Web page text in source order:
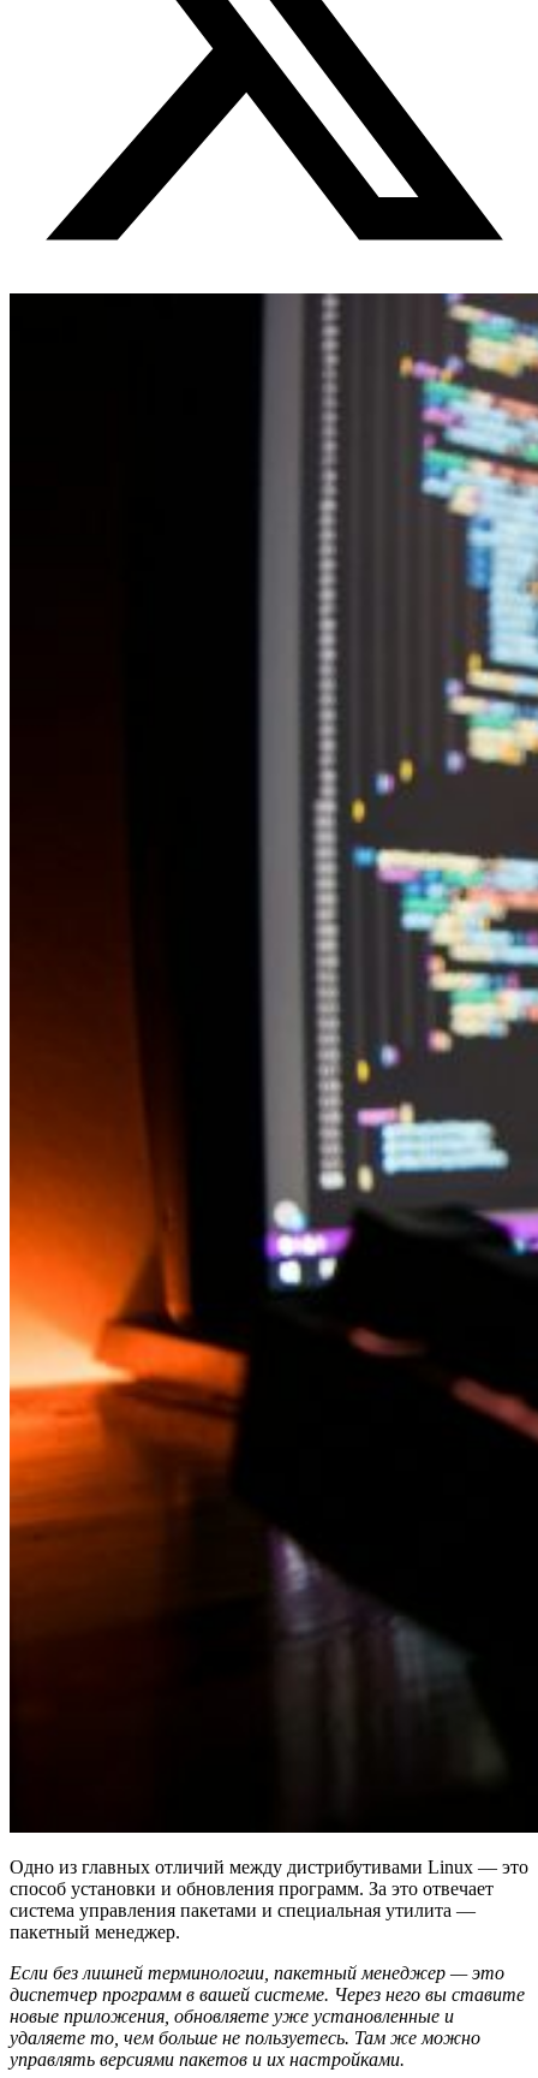
Одно из главных отличий между дистрибутивами Linux — это
способ установки и обновления программ. За это отвечает
система управления пакетами и специальная утилита —
пакетный менеджер.
Если без лишней терминологии, пакетный менеджер — это
диспетчер программ в вашей системе. Через него вы ставите
новые приложения, обновляете уже установленные и
удаляете то, чем больше не пользуетесь. Там же можно
управлять версиями пакетов и их настройками.